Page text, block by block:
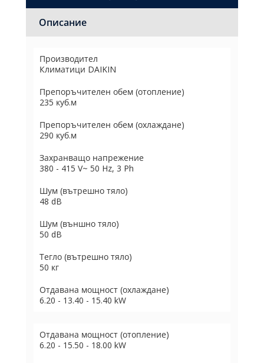
Описание
Производител
Климатици DAIKIN
Препоръчителен обем (отопление)
235 куб.м
Препоръчителен обем (охлаждане)
290 куб.м
Захранващо напрежение
380 - 415 V~ 50 Hz, 3 Ph
Шум (вътрешно тяло)
48 dB
Шум (външно тяло)
50 dB
Тегло (вътрешно тяло)
50 кг
Отдавана мощност (охлаждане)
6.20 - 13.40 - 15.40 kW
Отдавана мощност (отопление)
6.20 - 15.50 - 18.00 kW